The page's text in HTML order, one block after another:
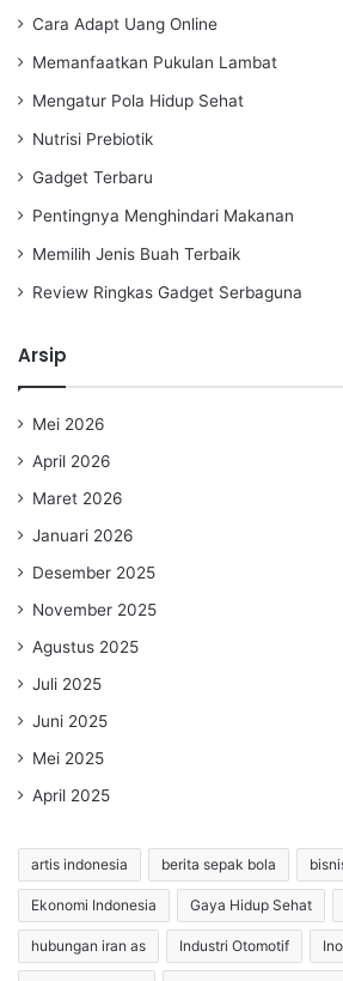
Cara Adapt Uang Online
Memanfaatkan Pukulan Lambat
Mengatur Pola Hidup Sehat
Nutrisi Prebiotik
Gadget Terbaru
Pentingnya Menghindari Makanan
Memilih Jenis Buah Terbaik
Review Ringkas Gadget Serbaguna
Arsip
Mei 2026
April 2026
Maret 2026
Januari 2026
Desember 2025
November 2025
Agustus 2025
Juli 2025
Juni 2025
Mei 2025
April 2025
artis indonesia berita sepak bola
Ekonomi Indonesia Gaya Hidup Sehat
hubungan iran as Industri Otomotif